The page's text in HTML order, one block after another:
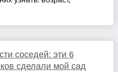
соседей: эти 6
сделали мой сад